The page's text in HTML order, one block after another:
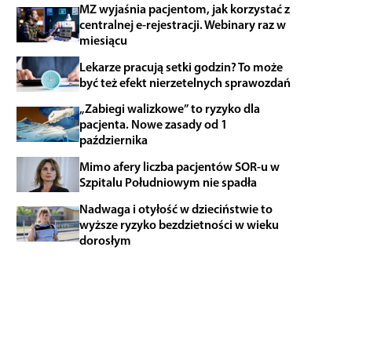
MZ wyjaśnia pacjentom, jak korzystać z
centralnej e-rejestracji. Webinary raz w
miesiącu
Lekarze pracują setki godzin? To może
być też efekt nierzetelnych sprawozdań
„Zabiegi walizkowe” to ryzyko dla
pacjenta. Nowe zasady od 1
października
Mimo afery liczba pacjentów SOR-u w
Szpitalu Południowym nie spadła
Nadwaga i otyłość w dzieciństwie to
wyższe ryzyko bezdzietności w wieku
dorosłym